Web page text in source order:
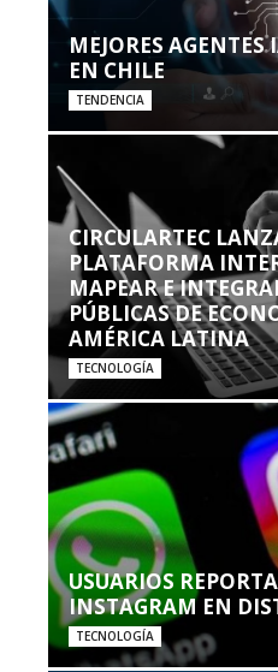
MEJORES AGENTES
EN CHILE
TENDENCIA
CIRCULARTEC
PLATAFORMA
MAPEAR E
PÚBLICAS DE
AMÉRICA LATINA
TECNOLOGÍA
USUARIOS
INSTAGRAM EN
TECNOLOGÍA